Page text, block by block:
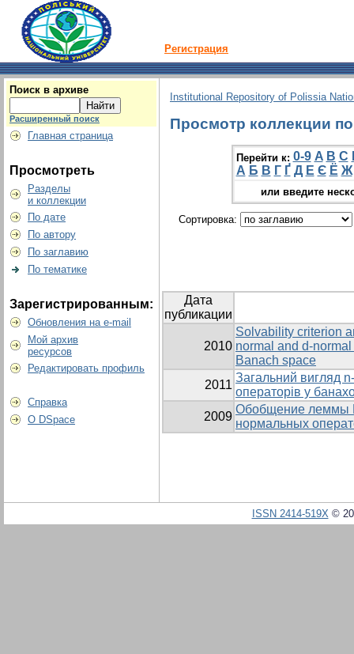
Регистрация
Поиск в архиве
Расширенный поиск
Главная страница
Просмотреть
Разделы
и коллекции
По дате
По автору
По заглавию
По тематике
Зарегистрированным:
Обновления на e-mail
Мой архив
ресурсов
Редактировать профиль
Справка
О DSpace
Institutional Repository of Polissia
Просмотр коллекции
Перейти к: 0-9 A B C
А Б В Г Ґ Д Е Є Ё Ж
или введите
Сортировка:
Дата
публикации
2010
Solvability criterion
normal and d-
Banach space
2011
Загальний вигляд
операторів у
2009
Обобщение леммы
нормальных
ISSN 2414-519X©